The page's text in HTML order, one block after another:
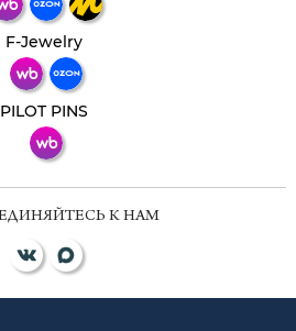
F-Jewelry
PILOT PINS
К НАМ